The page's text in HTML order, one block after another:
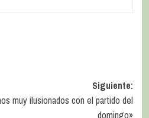
Siguiente:
muy ilusionados con el partido del
domingo»